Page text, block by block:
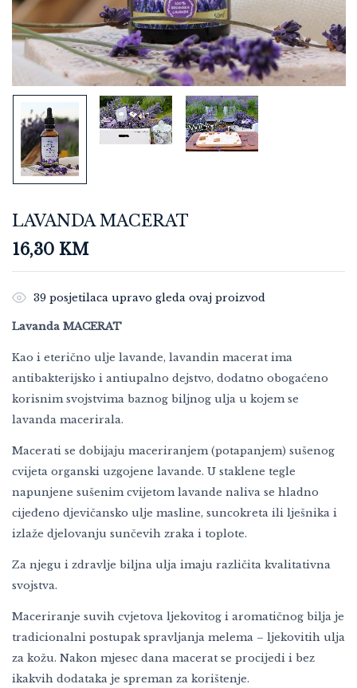
LAVANDA MACERAT
16,30 KM
39 posjetilaca upravo gleda ovaj proizvod
Lavanda MACERAT
Kao i eterično ulje lavande, lavandin macerat ima
antibakterijsko i antiupalno dejstvo, dodatno obogaćeno
korisnim svojstvima baznog biljnog ulja u kojem se
lavanda macerirala.
Macerati se dobijaju maceriranjem (potapanjem) sušenog
cvijeta organski uzgojene lavande. U staklene tegle
napunjene sušenim cvijetom lavande naliva se hladno
cijeđeno djevičansko ulje masline, suncokreta ili lješnika i
izlaže djelovanju sunčevih zraka i toplote.
Za njegu i zdravlje biljna ulja imaju različita kvalitativna
svojstva.
Maceriranje suvih cvjetova ljekovitog i aromatičnog bilja je
tradicionalni postupak spravljanja melema – ljekovitih ulja
za kožu. Nakon mjesec dana macerat se procijedi i bez
ikakvih dodataka je spreman za korištenje.